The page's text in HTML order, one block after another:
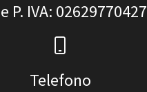
P. IVA: 02629770427
Telefono